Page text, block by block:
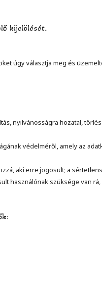
kijelölését.
úgy választja meg és
nyilvánosságra hozatal,
védelméről, amely az
aki erre jogosult; a
használónak szüksége van